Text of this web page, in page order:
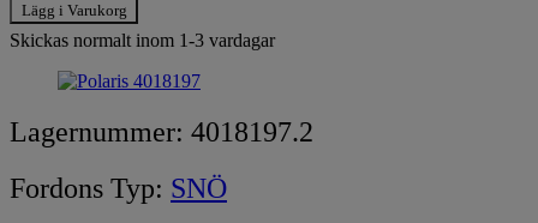
Lägg i Varukorg
Skickas normalt inom 1-3 vardagar
Lagernummer: 4018197.2
Fordons Typ: SNÖ